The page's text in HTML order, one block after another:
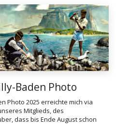
Baden Photo
Photo 2025 erreichte mich via
Mitglieds, des
dass bis Ende August schon